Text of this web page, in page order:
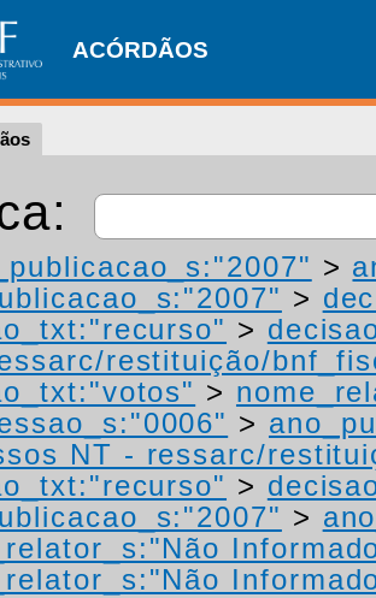
ACÓRDÃOS
>
>
>
restituição/
>
>
NT - ressarc/
>
>